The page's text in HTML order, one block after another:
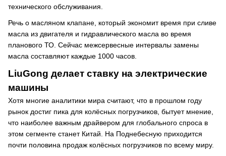
технического обслуживания.
Речь о масляном клапане, который экономит время при сливе
масла из двигателя и гидравлического масла во время
планового ТО. Сейчас межсервесные интервалы замены
масла составляют каждые 1000 часов.
LiuGong делает ставку на электрические
машины
Хотя многие аналитики мира считают, что в прошлом году
рынок достиг пика для колёсных погрузчиков, бытует мнение,
что наиболее важным драйвером для глобального спроса в
этом сегменте станет Китай. На Поднебесную приходится
почти половина продаж колёсных погрузчиков по всему миру.